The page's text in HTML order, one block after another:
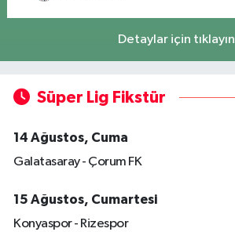
Detaylar için tıklayın
Süper Lig Fikstür
14 Ağustos, Cuma
Galatasaray - Çorum FK
15 Ağustos, Cumartesi
Konyaspor - Rizespor